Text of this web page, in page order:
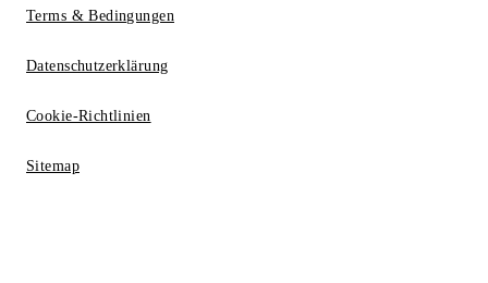
Terms & Bedingungen
Datenschutzerklärung
Cookie-Richtlinien
Sitemap